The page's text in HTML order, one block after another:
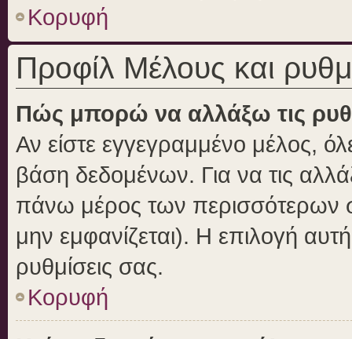
Κορυφή
Προφίλ Μέλους και
Πώς μπορώ να αλλάξω τις
Αν είστε εγγεγραμμένο μέλος,
βάση δεδομένων. Για να τις
πάνω μέρος των περισσότερων
μην εμφανίζεται). Η επιλογή
ρυθμίσεις σας.
Κορυφή